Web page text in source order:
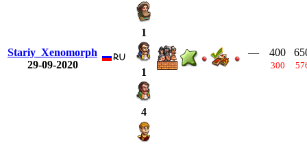
Stariy_Xenomorph
29-09-2020
1
1
4
— 400
300